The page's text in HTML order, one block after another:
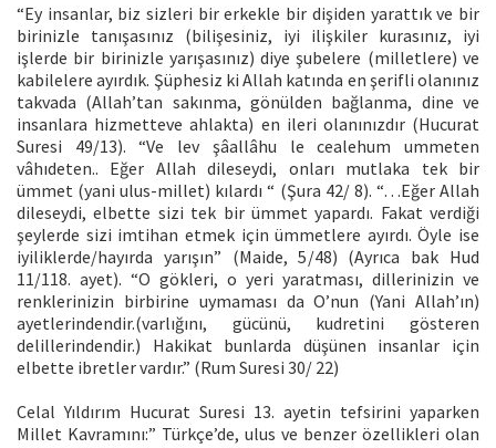
“Ey insanlar, biz sizleri bir erkekle bir dişiden yarattık ve bir
birinizle tanışasınız (bilişesiniz, iyi ilişkiler kurasınız, iyi
işlerde bir birinizle yarışasınız) diye şubelere (milletlere) ve
kabilelere ayırdık. Şüphesiz ki Allah katında en şerifli olanınız
takvada (Allah’tan sakınma, gönülden bağlanma, dine ve
insanlara hizmetteve ahlakta) en ileri olanınızdır (Hucurat
Suresi 49/13). “Ve lev şâallâhu le cealehum ummeten
vâhıdeten.. Eğer Allah dileseydi, onları mutlaka tek bir
ümmet (yani ulus-millet) kılardı “ (Şura 42/ 8). “…Eğer Allah
dileseydi, elbette sizi tek bir ümmet yapardı. Fakat verdiği
şeylerde sizi imtihan etmek için ümmetlere ayırdı. Öyle ise
iyiliklerde/hayırda yarışın” (Maide, 5/48) (Ayrıca bak Hud
11/118. ayet). “O gökleri, o yeri yaratması, dillerinizin ve
renklerinizin birbirine uymaması da O’nun (Yani Allah’ın)
ayetlerindendir.(varlığını, gücünü, kudretini gösteren
delillerindendir.) Hakikat bunlarda düşünen insanlar için
elbette ibretler vardır.” (Rum Suresi 30/ 22)
Celal Yıldırım Hucurat Suresi 13. ayetin tefsirini yaparken
Millet Kavramını:” Türkçe’de, ulus ve benzer özellikleri olan